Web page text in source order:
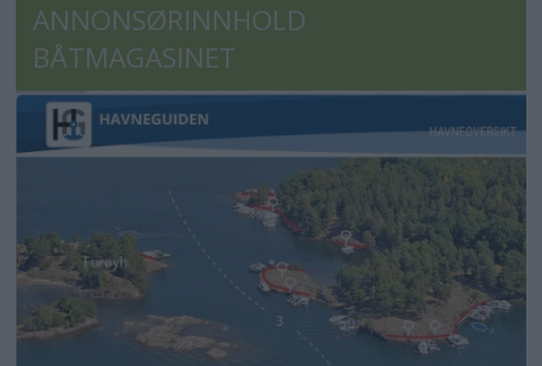
ANNONSØRINNHOLD
BÅTMAGASINET